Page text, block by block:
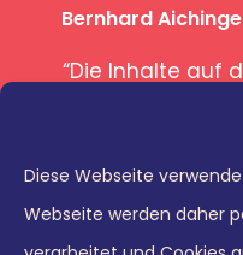
Diese Webseite
Webseite werden daher
“Die Inhalte auf
ist optisch
Bernhard